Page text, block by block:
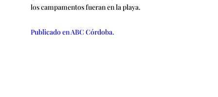
los campamentos fueran en la playa.
Publicado en ABC Córdoba.